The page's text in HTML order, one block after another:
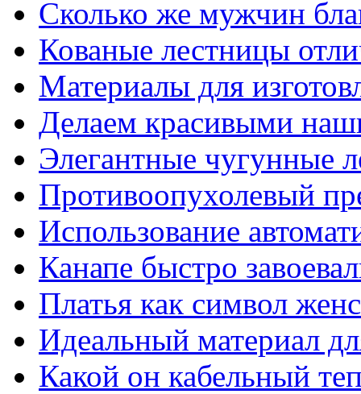
Сколько же мужчин
Кованые лестницы
Материалы для
Делаем красивыми
Элегантные чугунные
Противоопухолевый
Использование
Канапе быстро
Платья как символ
Идеальный материал
Какой он кабельный